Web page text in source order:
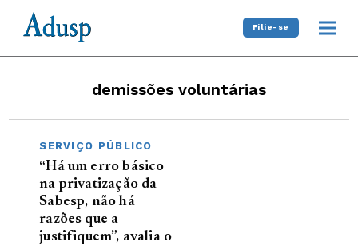
Filie-se
demissões voluntárias
SERVIÇO PÚBLICO
“Há um erro básico
na privatização da
Sabesp, não há
razões que a
justifiquem”, avalia o